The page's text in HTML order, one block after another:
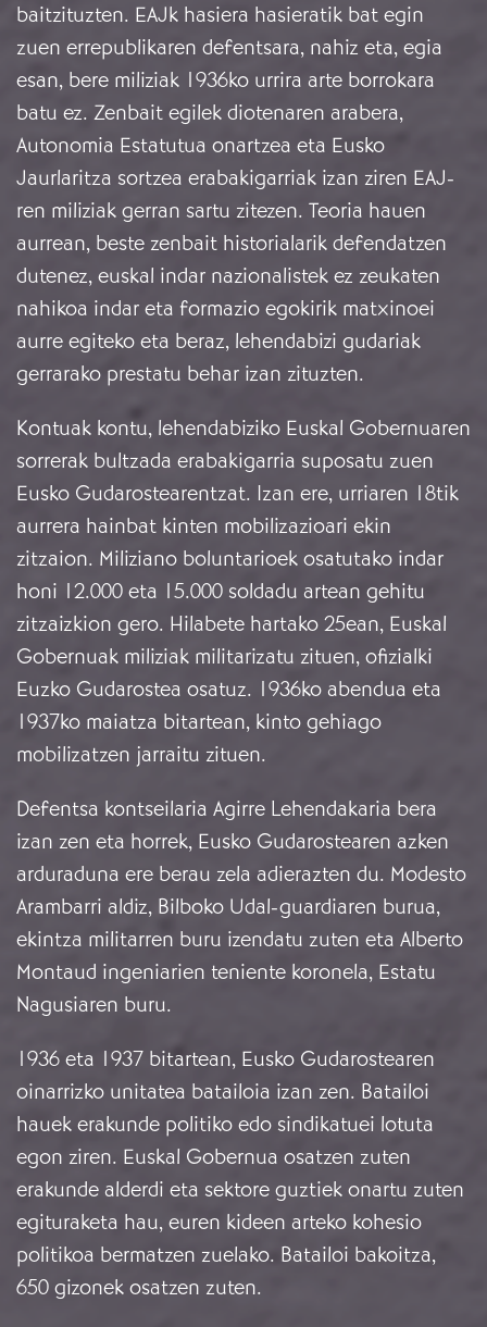
baitzituzten. EAJk hasiera hasieratik bat egin
zuen errepublikaren defentsara, nahiz eta, egia
esan, bere miliziak 1936ko urrira arte borrokara
batu ez. Zenbait egilek diotenaren arabera,
Autonomia Estatutua onartzea eta Eusko
Jaurlaritza sortzea erabakigarriak izan ziren EAJ-
ren miliziak gerran sartu zitezen. Teoria hauen
aurrean, beste zenbait historialarik defendatzen
dutenez, euskal indar nazionalistek ez zeukaten
nahikoa indar eta formazio egokirik matxinoei
aurre egiteko eta beraz, lehendabizi gudariak
gerrarako prestatu behar izan zituzten.
Kontuak kontu, lehendabiziko Euskal Gobernuaren
sorrerak bultzada erabakigarria suposatu zuen
Eusko Gudarostearentzat. Izan ere, urriaren 18tik
aurrera hainbat kinten mobilizazioari ekin
zitzaion. Miliziano boluntarioek osatutako indar
honi 12.000 eta 15.000 soldadu artean gehitu
zitzaizkion gero. Hilabete hartako 25ean, Euskal
Gobernuak miliziak militarizatu zituen, ofizialki
Euzko Gudarostea osatuz. 1936ko abendua eta
1937ko maiatza bitartean, kinto gehiago
mobilizatzen jarraitu zituen.
Defentsa kontseilaria Agirre Lehendakaria bera
izan zen eta horrek, Eusko Gudarostearen azken
arduraduna ere berau zela adierazten du. Modesto
Arambarri aldiz, Bilboko Udal-guardiaren burua,
ekintza militarren buru izendatu zuten eta Alberto
Montaud ingeniarien teniente koronela, Estatu
Nagusiaren buru.
1936 eta 1937 bitartean, Eusko Gudarostearen
oinarrizko unitatea batailoia izan zen. Batailoi
hauek erakunde politiko edo sindikatuei lotuta
egon ziren. Euskal Gobernua osatzen zuten
erakunde alderdi eta sektore guztiek onartu zuten
egituraketa hau, euren kideen arteko kohesio
politikoa bermatzen zuelako. Batailoi bakoitza,
650 gizonek osatzen zuten.